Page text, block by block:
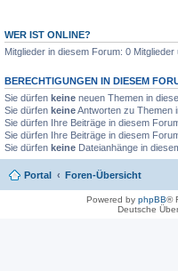
a
e
i
t
g
WER IST ONLINE?
Mitglieder in diesem Forum: 0
BERECHTIGUNGEN IN DIESEM
Sie dürfen keine neuen Themen in
Sie dürfen keineAntworten zu Themen
Sie dürfen Ihre Beiträge in diesem
Sie dürfen Ihre Beiträge in diesem
Sie dürfen keine Dateianhänge in
Portal Foren-Übersicht
Powered by phpBB®
Deutsche